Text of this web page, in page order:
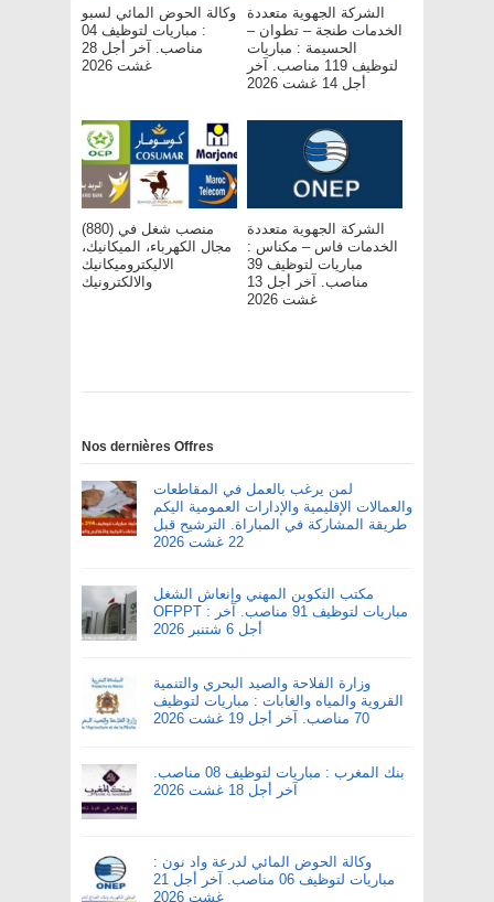
وكالة الحوض المائي لسبو
: مباريات لتوظيف 04
مناصب. آخر أجل 28
غشت 2026
الشركة الجهوية متعددة
الخدمات طنجة – تطوان –
الحسيمة : مباريات
لتوظيف 119 مناصب. آخر
أجل 14 غشت 2026
(880) منصب شغل في
مجال الكهرباء، الميكانيك،
الاليكتروميكانيك
والالكترونيك
الشركة الجهوية متعددة
الخدمات فاس – مکناس :
مباريات لتوظيف 39
مناصب. آخر أجل 13
غشت 2026
Nos dernières Offres
لمن يرغب بالعمل في المقاطعات
والعمالات الإقليمية والإدارات العمومية اليكم
طريقة المشاركة في المباراة. الترشيح قبل
22 غشت 2026
مكتب التكوين المهني وإنعاش الشغل
OFPPT : مباريات لتوظيف 91 مناصب. آخر
أجل 6 شتنبر 2026
وزارة الفلاحة والصيد البحري والتنمية
القروية والمياه والغابات : مباريات لتوظيف
70 مناصب. آخر أجل 19 غشت 2026
بنك المغرب : مباريات لتوظيف 08 مناصب.
آخر أجل 18 غشت 2026
وكالة الحوض المائي لدرعة واد نون :
مباريات لتوظيف 06 مناصب. آخر أجل 21
غشت 2026